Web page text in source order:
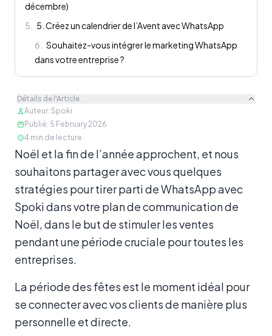
décembre)
5
5. Créez un calendrier de l’Avent avec WhatsApp
6
Souhaitez-vous intégrer le marketing WhatsApp
dans votre entreprise ?
Détails de l'Article
Auteur: Spoki
Publié: 5 February 2026
4 min de lecture
Contenu
Noël et la fin de l’année approchent, et nous
souhaitons partager avec vous quelques
stratégies pour tirer parti de WhatsApp avec
Spoki dans votre plan de communication de
Noël, dans le but de stimuler les ventes
pendant une période cruciale pour toutes les
entreprises.
La période des fêtes est le moment idéal pour
se connecter avec vos clients de manière plus
personnelle et directe.